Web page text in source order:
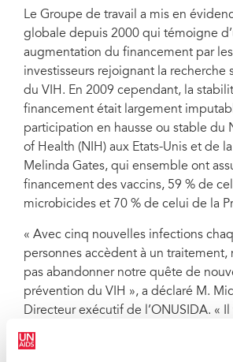
Le Groupe de travail a mis en
globale depuis 2000 qui témoigne
augmentation du financement par
investisseurs rejoignant la recherche
du VIH. En 2009 cependant, la
financement était largement
participation en hausse ou stable du
of Health (NIH) aux Etats-Unis et de
Melinda Gates, qui ensemble ont
financement des vaccins, 59 % de
microbicides et 70 % de celui de la
« Avec cinq nouvelles infections
personnes accèdent à un traitement,
pas abandonner notre quête de
prévention du VIH », a déclaré M.
Directeur exécutif de l’ONUSIDA. «
pérenniser les investissements dans